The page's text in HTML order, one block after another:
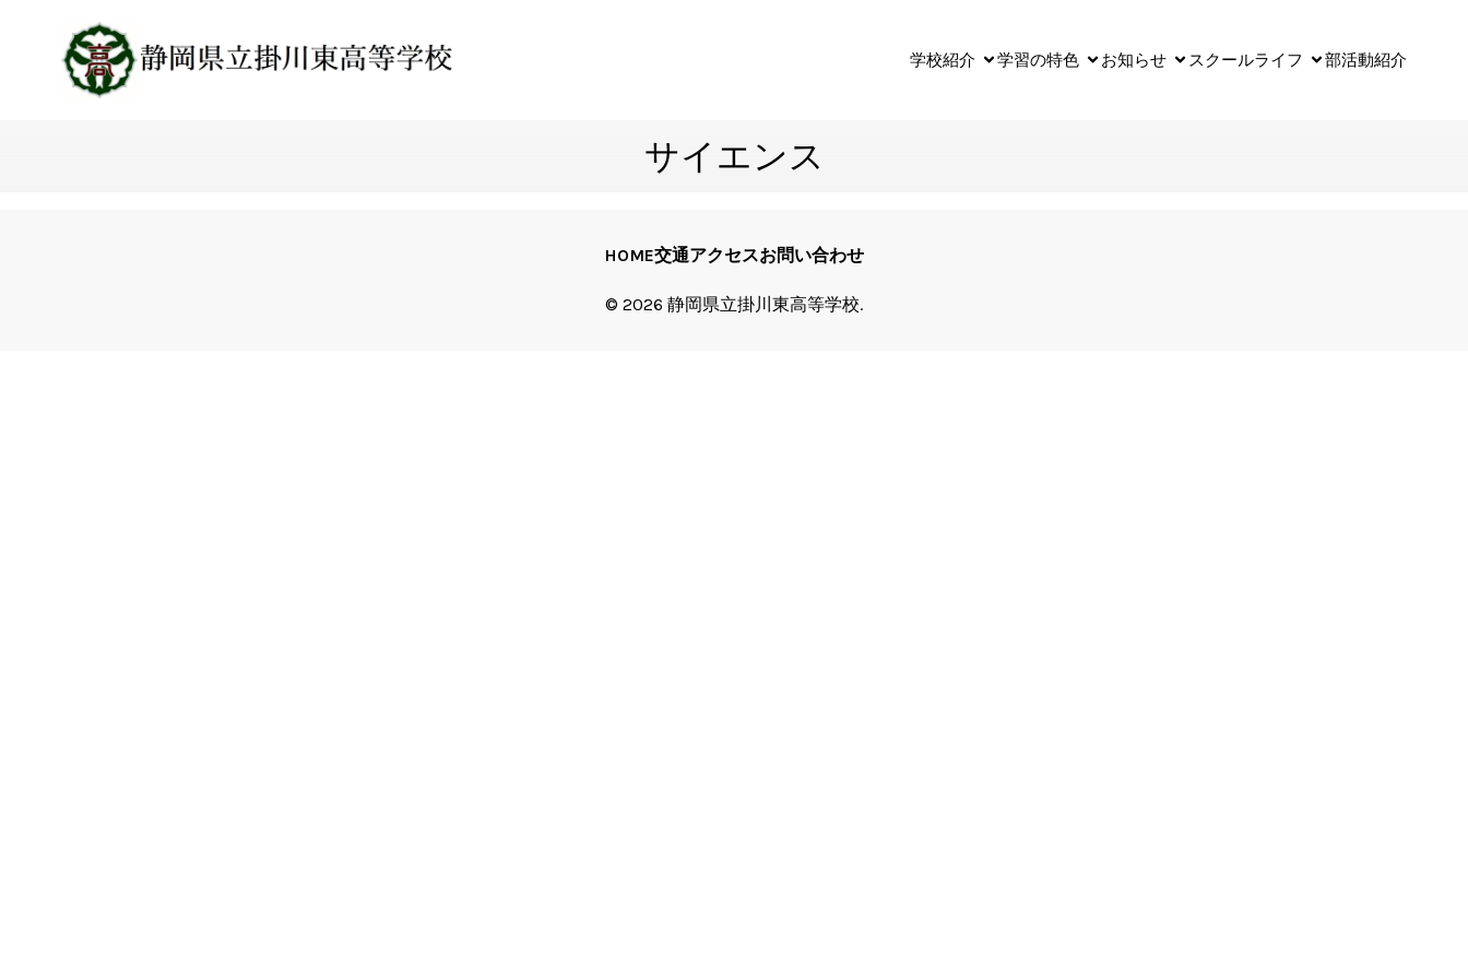
学校紹介 学習の特色 お知らせ スクールライフ 部活動紹介
サイエンス
HOME交通アクセスお問い合わせ
© 2026 静岡県立掛川東高等学校.